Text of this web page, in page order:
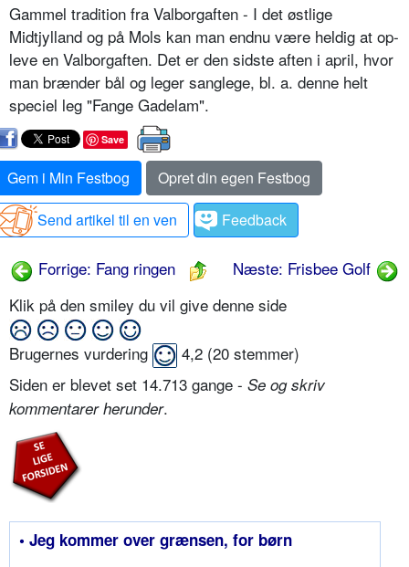
Gammel tradition fra Valborgaften - I det østlige
Midtjylland og på Mols kan man endnu være heldig at op­
leve en Valborgaften. Det er den sidste aften i april, hvor
man brænder bål og leger sanglege, bl. a. denne helt
speciel leg "Fange Gadelam".
Save
Gem i Min Festbog
Opret din egen Festbog
Send artikel til en ven
Feedback
Forrige: Fang ringen
Næste: Frisbee Golf
Klik på den smiley du vil give denne side
Brugernes vurdering 4,2 (20 stemmer)
Siden er blevet set 14.713 gange - Se og skriv
kommentarer herunder.
• Jeg kommer over grænsen, for børn